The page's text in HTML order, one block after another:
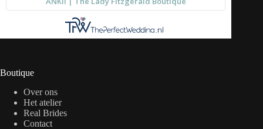
Boutique
Over ons
Het atelier
Real Brides
Contact